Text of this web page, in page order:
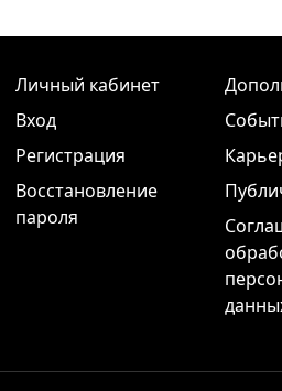
Личный кабинет
Вход
Регистрация
Восстановление
пароля